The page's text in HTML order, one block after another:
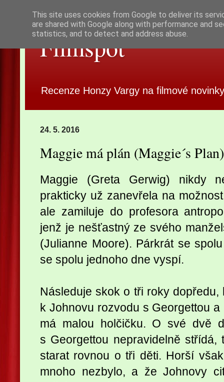
Filmspot
Recenze Honzy Vargy na filmové
24. 5. 2016
Maggie má plán (Maggie´s
Maggie (Greta Gerwig) nikdy
prakticky už zanevřela na
ale zamiluje do profesora
jenž je nešťastný ze svého
(Julianne Moore). Párkrát se
se spolu jednoho dne vyspí.
Následuje skok o tři roky
k Johnovu rozvodu s Georgettou
má malou holčičku. O své dvě
s Georgettou nepravidelně
starat rovnou o tři děti. Horší
mnoho nezbylo, a že Johnovy
This site uses cookies from Google to deliver its
are shared with Google along with performance and
statistics, and to detect and address abuse.